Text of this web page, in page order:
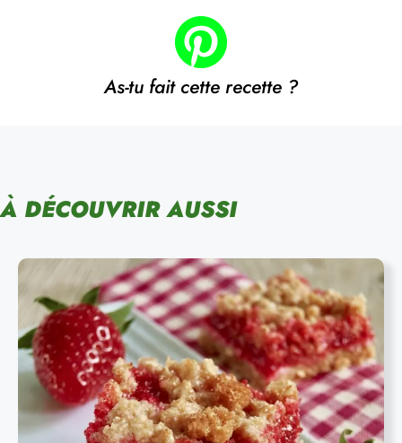
As-tu fait cette recette ?
À DÉCOUVRIR AUSSI